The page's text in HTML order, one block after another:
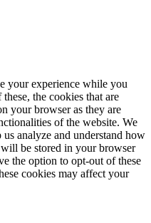
your experience while you
the cookies that are
your browser as they are
of the website. We
analyze and understand how
be stored in your browser
the option to opt-out of these
cookies may affect your